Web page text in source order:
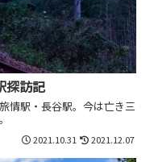
探訪記
情駅・長谷駅。今は亡き三
2021.10.31 2021.12.07